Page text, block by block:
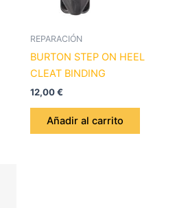
REPARACIÓN
BURTON STEP ON HEEL
CLEAT BINDING
12,00€
Añadir al carrito